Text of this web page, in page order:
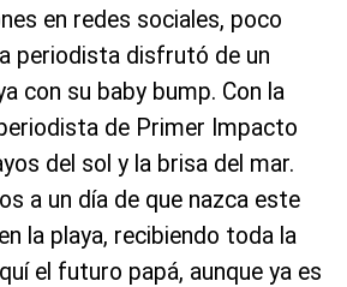
en redes sociales, poco
periodista disfrutó de un
con su baby bump. Con la
de Primer Impacto
del sol y la brisa del mar.
a un día de que nazca este
la playa, recibiendo toda la
el futuro papá, aunque ya es